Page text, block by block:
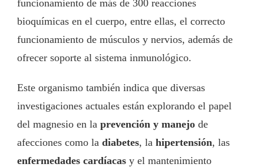
funcionamiento de más de 300 reacciones
bioquímicas en el cuerpo, entre ellas, el correcto
funcionamiento de músculos y nervios, además de
ofrecer soporte al sistema inmunológico.
Este organismo también indica que diversas
investigaciones actuales están explorando el papel
del magnesio en la prevención y manejo de
afecciones como la diabetes, la hipertensión, las
enfermedades cardíacas y el mantenimiento